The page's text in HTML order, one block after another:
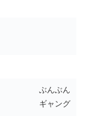
ぶんぶん
ギャング